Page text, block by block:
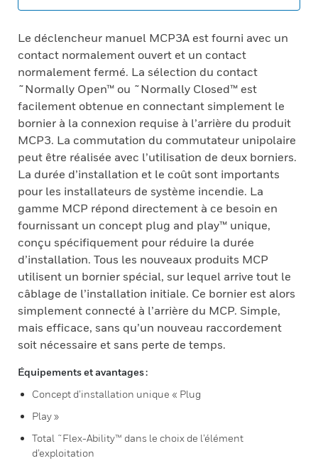
Le déclencheur manuel MCP3A est fourni avec un
contact normalement ouvert et un contact
normalement fermé. La sélection du contact
˜Normally Open™ ou ˜Normally Closed™ est
facilement obtenue en connectant simplement le
bornier à la connexion requise à l’arrière du produit
MCP3. La commutation du commutateur unipolaire
peut être réalisée avec l’utilisation de deux borniers.
La durée d’installation et le coût sont importants
pour les installateurs de système incendie. La
gamme MCP répond directement à ce besoin en
fournissant un concept plug and play™ unique,
conçu spécifiquement pour réduire la durée
d’installation. Tous les nouveaux produits MCP
utilisent un bornier spécial, sur lequel arrive tout le
câblage de l’installation initiale. Ce bornier est alors
simplement connecté à l’arrière du MCP. Simple,
mais efficace, sans qu’un nouveau raccordement
soit nécessaire et sans perte de temps.
Équipements et avantages :
Concept d’installation unique « Plug
Play »
Total ˜Flex-Ability™ dans le choix de l’élément
d’exploitation